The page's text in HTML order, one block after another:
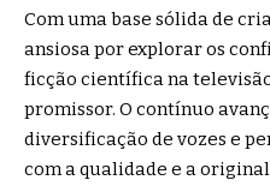
Com uma base sólida de
ansiosa por explorar os
ficção científica na
promissor. O contínuo
diversificação de vozes e
com a qualidade e a